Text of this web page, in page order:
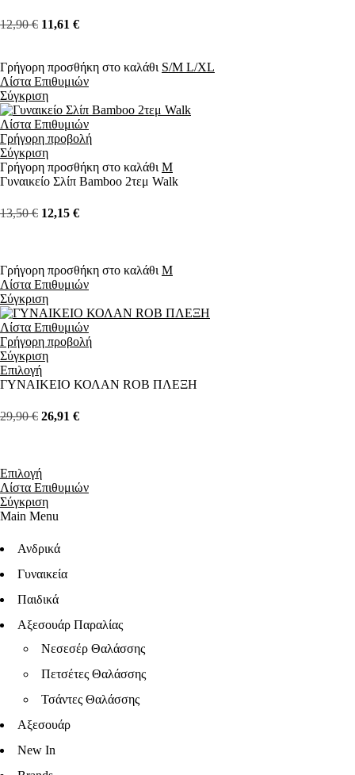
12,90€ 11,61 €
Γρήγορη προσθήκη στο καλάθι S/M L/XL
Λίστα Επιθυμιών
Σύγκριση
Λίστα Επιθυμιών
Γρήγορη προβολή
Σύγκριση
Γρήγορη προσθήκη στο καλάθι M
Γυναικείο Σλίπ Bamboo 2τεμ Walk
13,50€ 12,15 €
Γρήγορη προσθήκη στο καλάθι M
Λίστα Επιθυμιών
Σύγκριση
Λίστα Επιθυμιών
Γρήγορη προβολή
Σύγκριση
Επιλογή
ΓΥΝΑΙΚΕΙΟ ΚΟΛΑΝ ROB ΠΛΕΞΗ
29,90€ 26,91 €
Επιλογή
Λίστα Επιθυμιών
Σύγκριση
Main Menu
Ανδρικά
Γυναικεία
Παιδικά
Αξεσουάρ Παραλίας
Νεσεσέρ Θαλάσσης
Πετσέτες Θαλάσσης
Τσάντες Θαλάσσης
Αξεσουάρ
New In